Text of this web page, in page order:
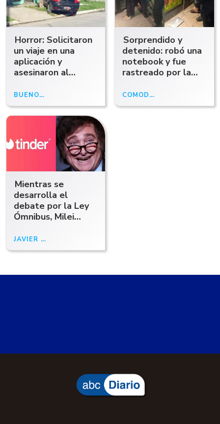
Horror: Solicitaron
un viaje en una
aplicación y
asesinaron al
para robarle
BUENOS AIRES
Sorprendido y
detenido: robó una
notebook y fue
rastreado por la
"Encontrar"
COMODORO
Mientras se
desarrolla el
debate por la Ley
Ómnibus, Milei
reunió con el
fundador de Tinder
JAVIER MILEI